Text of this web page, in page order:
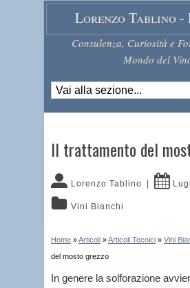
Lorenzo Tablino -
Consulenza, Curiosità e
Mondo del
Il trattamento del
Lorenzo Tablino
Vini Bianchi
Home »Articoli »Articoli Tecnici » Vini
del mosto grezzo
In genere la solforazione